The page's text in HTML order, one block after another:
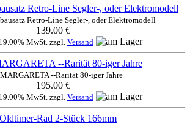
Retro-Line Segler-, oder Elektromodell
139.00 €
MwSt. zzgl. Versand
--Rarität 80-iger Jahre
195.00 €
MwSt. zzgl. Versand